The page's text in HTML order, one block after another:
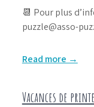
📆 Pour plus
puzzle@asso-
Read more →
Vacances de